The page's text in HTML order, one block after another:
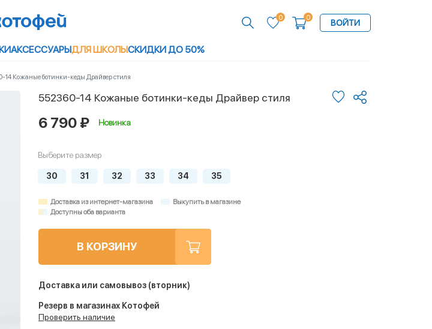
0 0
ВОЙТИ
АКСЕССУАРЫДЛЯ ШКОЛЫСКИДКИ ДО 50%
14 Кожаные ботинки-кеды Драйвер стиля
552360-14 Кожаные ботинки-кеды Драйвер стиля
6 790 ₽ Новинка
Выберите размер
30 31 32 33 34 35
Доставка из интернет-магазина
Выкупить в магазине
Доступны оба варианта
В КОРЗИНУ
Доставка или самовывоз (вторник)
Резерв в магазинах Котофей
Проверить наличие